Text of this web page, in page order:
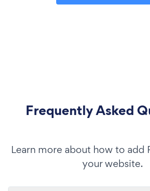
Frequently Asked
Learn more about how to add
your website.